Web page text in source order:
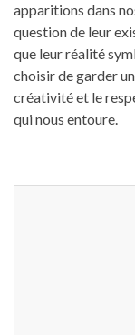
apparitions dans
question de leur
que leur réalité
choisir de garder
créativité et le
qui nous entoure.